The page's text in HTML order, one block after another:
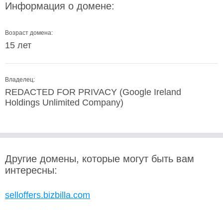
Информация о домене:
Возраст домена:
15 лет
Владелец:
REDACTED FOR PRIVACY (Google Ireland
Holdings Unlimited Company)
Другие домены, которые могут быть вам
интересны:
selloffers.bizbilla.com